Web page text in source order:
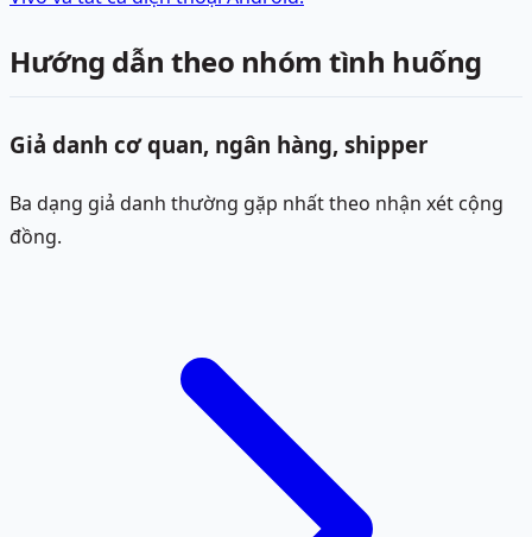
Hướng dẫn theo nhóm tình huống
Giả danh cơ quan, ngân hàng, shipper
Ba dạng giả danh thường gặp nhất theo nhận xét cộng
đồng.